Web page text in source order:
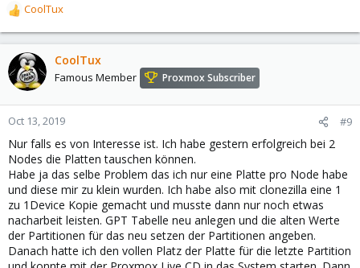
R
e
a
c
t
o
n
:
CoolTux
CoolTux
Famous Member Proxmox Subscriber
Oct 13, 2019 #9
Nur falls es von Interesse ist. Ich habe gestern erfolgreich bei 2
Nodes die Platten tauschen können.
Habe ja das selbe Problem das ich nur eine Platte pro Node habe
und diese mir zu klein wurden. Ich habe also mit clonezilla eine 1
zu 1Device Kopie gemacht und musste dann nur noch etwas
nacharbeit leisten. GPT Tabelle neu anlegen und die alten Werte
der Partitionen für das neu setzen der Partitionen angeben.
Danach hatte ich den vollen Platz der Platte für die letzte Partition